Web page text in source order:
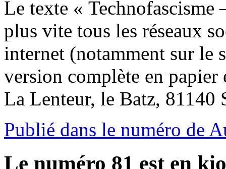
Le texte «
plus vite tous les réseaux
internet (notamment sur le
version complète en
La Lenteur, le Batz, 81140
Publié dans le numéro de
Le numéro 81 est en